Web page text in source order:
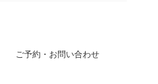
ご予約・お問い合わせ